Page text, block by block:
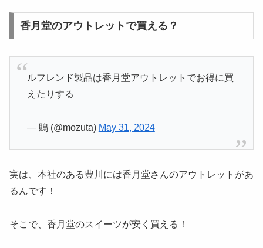
香月堂のアウトレットで買える？
ルフレンド製品は香月堂アウトレットでお得に買
えたりする
— 鵙 (@mozuta) May 31, 2024
実は、本社のある豊川には香月堂さんのアウトレットがあ
るんです！
そこで、香月堂のスイーツが安く買える！